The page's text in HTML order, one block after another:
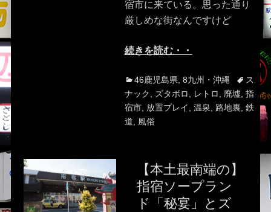
宿市に来ている。思った通り
厳しめな街なんですけど
続きを読む・・
Categories
46鹿児島県 8九州・沖縄 Tags
ス
ナック
ズタボロ レトロ 廃墟 指
宿市, 放置プレイ 温泉 路地裏 鉄
道
風俗
【本土最南端の】
指宿ソープラン
ド「秘宴」とズ